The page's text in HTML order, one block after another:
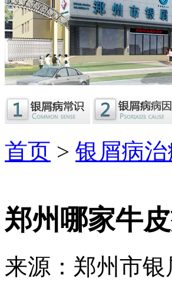
首页 > 银屑病治
郑州哪家牛
来源：郑州市